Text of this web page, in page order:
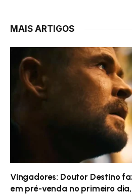
MAIS ARTIGOS
Vingadores: Doutor Destino
em pré-venda no primeiro